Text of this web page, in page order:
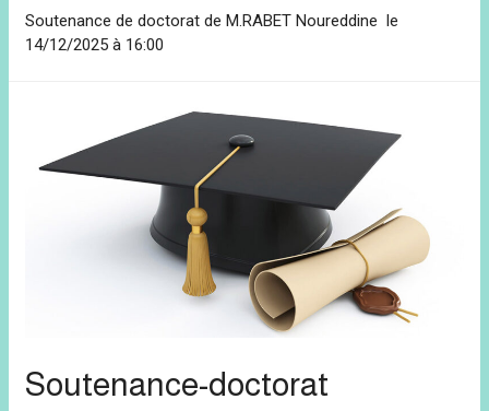
Soutenance de doctorat de M.RABET Noureddine le
14/12/2025 à 16:00
Soutenance-doctorat